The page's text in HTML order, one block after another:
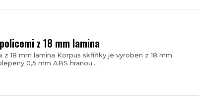
z 18 mm lamina
18 mm lamina Korpus skříňky je vyroben z 18 mm
0,5 mm ABS hranou...